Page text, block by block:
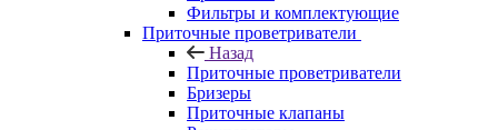
Фильтры и комплектующие
Приточные проветриватели
Назад
Приточные проветриватели
Бризеры
Приточные клапаны